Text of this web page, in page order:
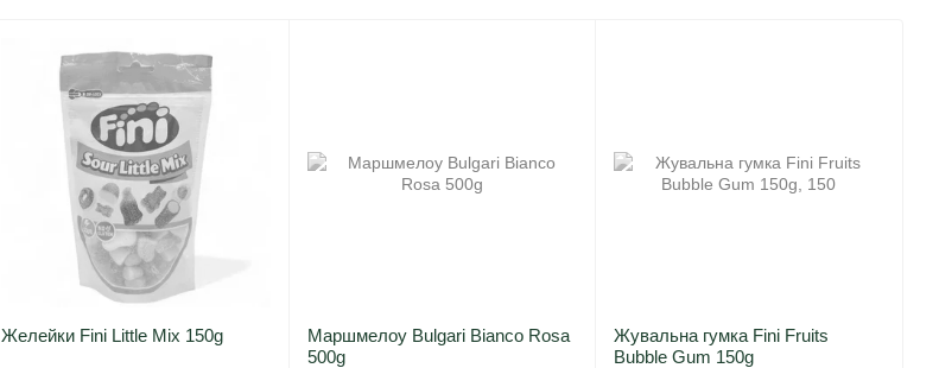
Желейки Fini Little Mix 150g
Маршмелоу Bulgari Bianco Rosa
500g
Жувальна гумка Fini Fruits
Bubble Gum 150g